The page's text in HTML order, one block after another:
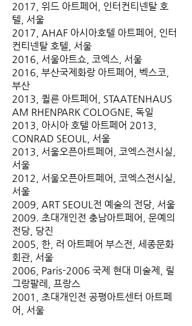
2017, 위드 아트페어, 인터컨티넨탈 호
텔, 서울
2017, AHAF 아시아호텔 아트페어, 인터
컨티넨탈 호텔, 서울
2016, 서울아트쇼, 코엑스, 서울
2016, 부산국제화랑 아트페어, 벡스코,
부산
2013, 퀼른 아트페어, STAATENHAUS
AM RHENPARK COLOGNE, 독일
2013, 아시아 호텔 아트페어 2013,
CONRAD SEOUL, 서울
2013, 서울오픈아트페어, 코엑스전시실,
서울
2012, 서울오픈아트페어, 코엑스전시실,
서울
2009, ART SEOUL전 예술의 전당, 서울
2009. 초대개인전 충남아트페어, 문예의
전당, 당진
2005, 한, 러 아트페어 부스전, 세종문화
회관, 서울
2006, Paris-2006 국제 현대 미술제, 릴
그랑팔레, 프랑스
2001, 초대개인전 공평아트센터 아트페
어, 서울